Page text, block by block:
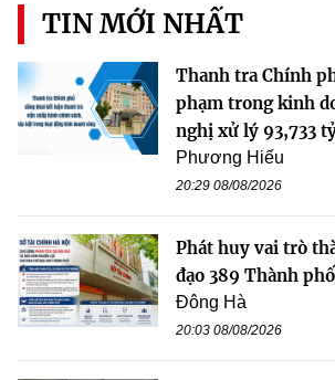
TIN MỚI NHẤT
Thanh tra Chính
phạm trong kinh
nghị xử lý 93,733
Phương Hiếu
20:29 08/08/2026
Phát huy vai trò
đạo 389 Thành
Đông Hà
20:03 08/08/2026